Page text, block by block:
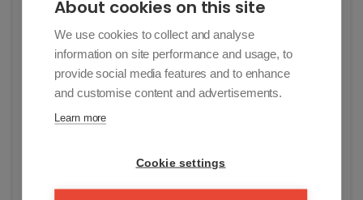
Adresse:
Leopoldlaan 100--2/28
Knokke-Heist
€ 125/mois
About cookies on this site
We use cookies to collect and analyse
information on site performance and usage, to
provide social media features and to enhance
and customise content and advertisements.
Learn more
Cookie settings